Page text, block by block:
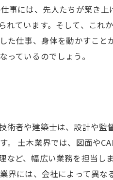
事には、先人たちが築き上
れています。そして、これ
仕事、身体を動かすこと
ているのでしょう。
術者や建築士は、設計や監
土木業界では、図面や
など、幅広い業務を担当し
界には、会社によって異な